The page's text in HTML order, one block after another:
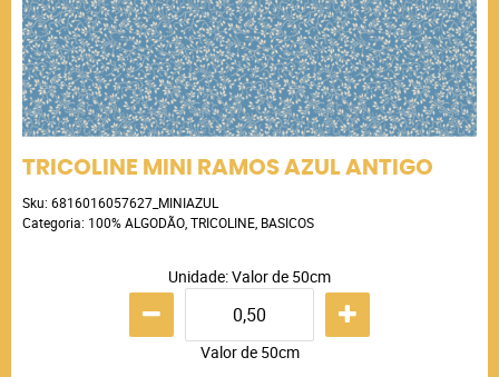
TRICOLINE MINI RAMOS AZUL ANTIGO
Sku: 6816016057627_MINIAZUL
Categoria: 100% ALGODÃO TRICOLINE BASICOS
Unidade: Valor de 50cm
Valor de 50cm